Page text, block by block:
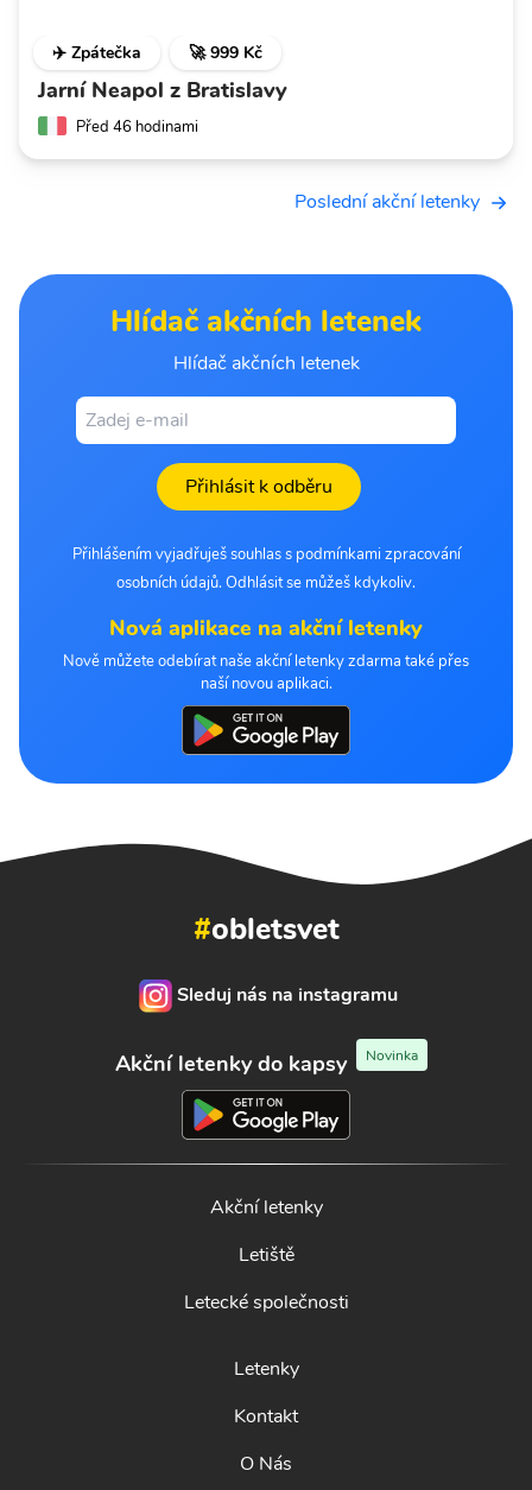
✈️ Zpátečka 🚀 999 Kč
Jarní Neapol z Bratislavy
Před 46 hodinami
Poslední akční letenky
Hlídač akčních letenek
Hlídač akčních letenek
Přihlásit k odběru
Přihlášením vyjadřuješ souhlas s podmínkami zpracování
osobních údajů. Odhlásit se můžeš kdykoliv.
Nová aplikace na akční letenky
Nově můžete odebírat naše akční letenky zdarma také přes
naší novou aplikaci.
#obletsvet
Sleduj nás na instagramu
Akční letenky do kapsy Novinka
Akční letenky
Letiště
Letecké společnosti
Letenky
Kontakt
O Nás